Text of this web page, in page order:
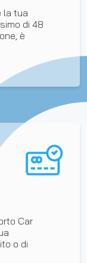
la tua
di 48
è
Car
o di